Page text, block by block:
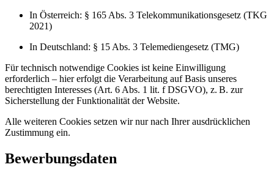
In Österreich: § 165 Abs. 3 Telekommunikationsgesetz (TKG
2021)
In Deutschland: § 15 Abs. 3 Telemediengesetz (TMG)
Für technisch notwendige Cookies ist keine Einwilligung
erforderlich – hier erfolgt die Verarbeitung auf Basis unseres
berechtigten Interesses (Art. 6 Abs. 1 lit. f DSGVO), z. B. zur
Sicherstellung der Funktionalität der Website.
Alle weiteren Cookies setzen wir nur nach Ihrer ausdrücklichen
Zustimmung ein.
Bewerbungsdaten